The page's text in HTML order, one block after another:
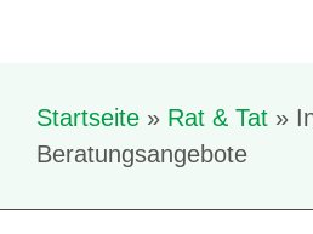
Startseite » Rat & Tat »
Beratungsangebote